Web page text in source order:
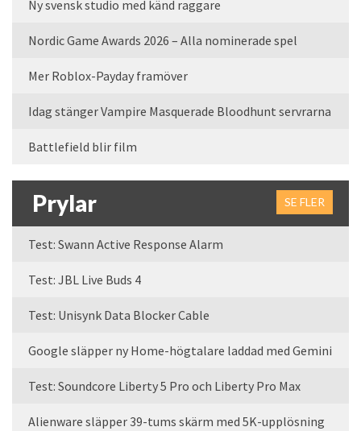
Ny svensk studio med känd raggare
Nordic Game Awards 2026 – Alla nominerade spel
Mer Roblox-Payday framöver
Idag stänger Vampire Masquerade Bloodhunt servrarna
Battlefield blir film
Prylar SE FLER
Test: Swann Active Response Alarm
Test: JBL Live Buds 4
Test: Unisynk Data Blocker Cable
Google släpper ny Home-högtalare laddad med Gemini
Test: Soundcore Liberty 5 Pro och Liberty Pro Max
Alienware släpper 39-tums skärm med 5K-upplösning